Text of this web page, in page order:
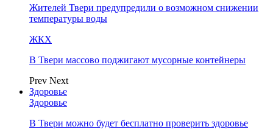
Жителей Твери предупредили о возможном снижении
температуры воды
ЖКХ
В Твери массово поджигают мусорные контейнеры
Prev Next
Здоровье
Здоровье
В Твери можно будет бесплатно проверить здоровье